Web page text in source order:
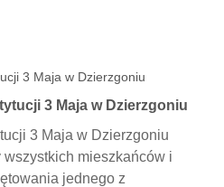
3 Maja w Dzierzgoniu
3 Maja w Dzierzgoniu
mieszkańców i
jednego z